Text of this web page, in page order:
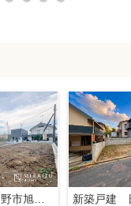
新築戸建 日野市旭が丘 2期 全3棟